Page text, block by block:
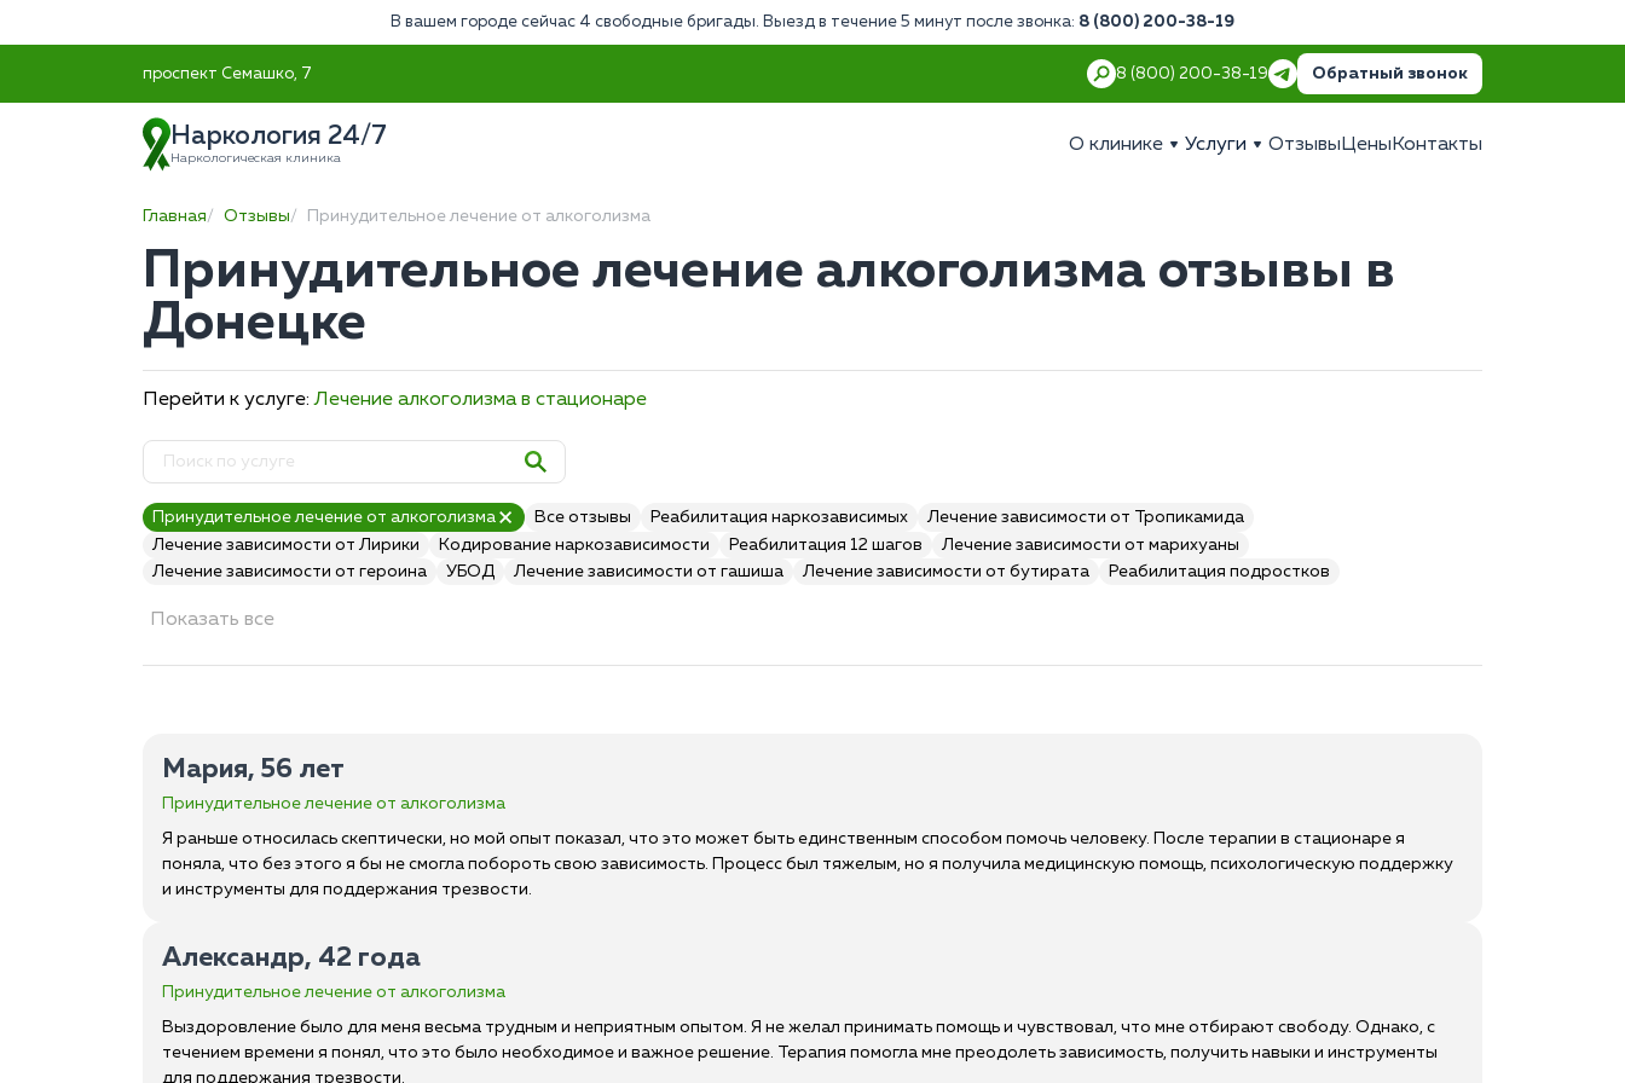
В вашем городе сейчас 4 свободные бригады. Выезд в течение 5 минут после звонка: 8 (800) 200-38-19
проспект Семашко, 7 8 (800) 200-38-19 Обратный звонок
Наркология 24/7
Наркологическая клиника
О клинике Услуги Отзывы Цены Контакты
Главная Отзывы Принудительное лечение от алкоголизма
Принудительное лечение алкоголизма отзывы в
Донецке
Перейти к услуге:Лечение алкоголизма в стационаре
Принудительное лечение от алкоголизма Все отзывы Реабилитация наркозависимых
Лечение зависимости от Тропикамида
Лечение зависимости от Лирики
Кодирование наркозависимости Реабилитация 12 шагов
Лечение зависимости от марихуаны
Лечение зависимости от героина
УБОД Лечение зависимости от гашиша Лечение зависимости от бутирата Реабилитация подростков
Показать все
Мария, 56 лет
Принудительное лечение от алкоголизма
Я раньше относилась скептически, но мой опыт показал, что это может быть единственным способом помочь человеку. После терапии в стационаре я
поняла, что без этого я бы не смогла побороть свою зависимость. Процесс был тяжелым, но я получила медицинскую помощь, психологическую поддержку
и инструменты для поддержания трезвости.
Александр, 42 года
Принудительное лечение от алкоголизма
Выздоровление было для меня весьма трудным и неприятным опытом. Я не желал принимать помощь и чувствовал, что мне отбирают свободу. Однако, с
течением времени я понял, что это было необходимое и важное решение. Терапия помогла мне преодолеть зависимость, получить навыки и инструменты
для поддержания трезвости.